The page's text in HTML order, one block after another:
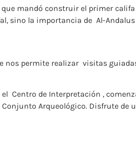
mandó construir el primer
sino la importancia de ​ Al-
permite realizar ​ visitas
Centro de Interpretación​ ,
Arqueológico. Disfrute de